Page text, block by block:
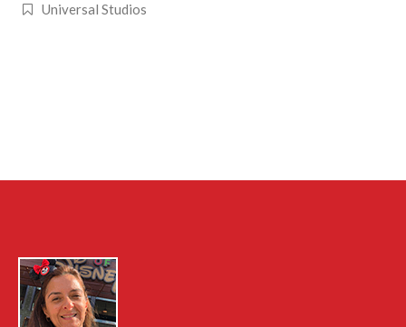
Universal Studios